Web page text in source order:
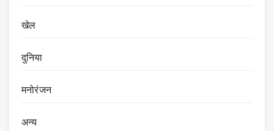
खेल
दुनिया
मनोरंजन
अन्य